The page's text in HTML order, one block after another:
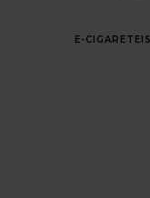
E-CIGARETE